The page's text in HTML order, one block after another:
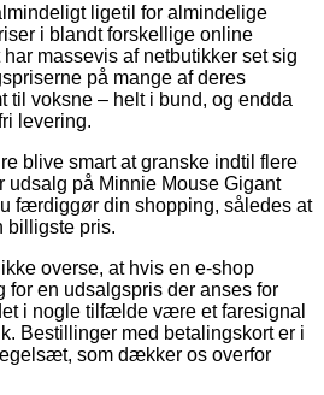
ligetil for almindelige
i blandt forskellige online
massevis af netbutikker set sig
på mange af deres
til voksne – helt i bund, og endda
levering.
blive smart at granske indtil flere
udsalg på Minnie Mouse Gigant
færdiggør din shopping, således at
billigste pris.
overse, at hvis en e-shop
for en udsalgspris der anses for
i nogle tilfælde være et faresignal
Bestillinger med betalingskort er i
som dækker os overfor